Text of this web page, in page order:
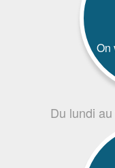
On
Du lundi